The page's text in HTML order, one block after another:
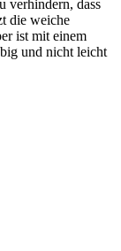
verhindern, dass
die weiche
ist mit einem
und nicht leicht